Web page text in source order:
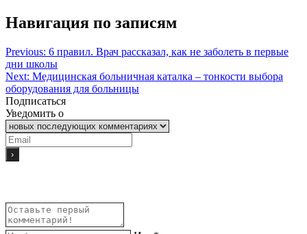
Навигация по записям
Previous: 6 правил. Врач рассказал, как не заболеть в первые
дни школы
Next: Медицинская больничная каталка – тонкости выбора
оборудования для больницы
Подписаться
Уведомить о